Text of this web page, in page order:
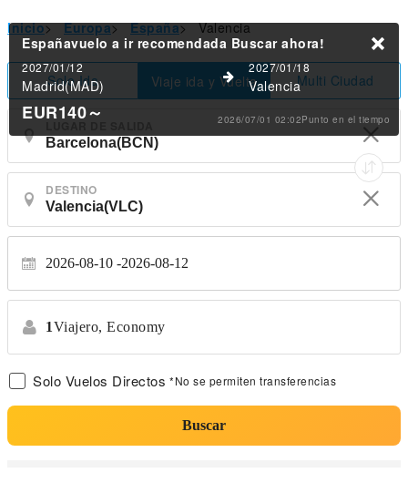
Inicio> Europa> España> Valencia
Solo Ida Viaje ida y Vuelta Multi Ciudad
DESTINO
2026-08-10 2026-08-12
1Viajero, Economy
Solo Vuelos Directos *No se permiten transferencias
Buscar
Españavuelo a ir recomendada Buscar ahora!
2027/01/12
Madrid(MAD)
2027/01/18
Valencia
EUR140～ 2026/07/01 02:02Punto en el tiempo